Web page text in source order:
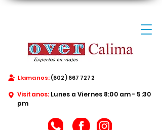
Llamanos:(602) 667 7272
Visitanos: Lunes a Viernes 8:00 am - 5:30
pm